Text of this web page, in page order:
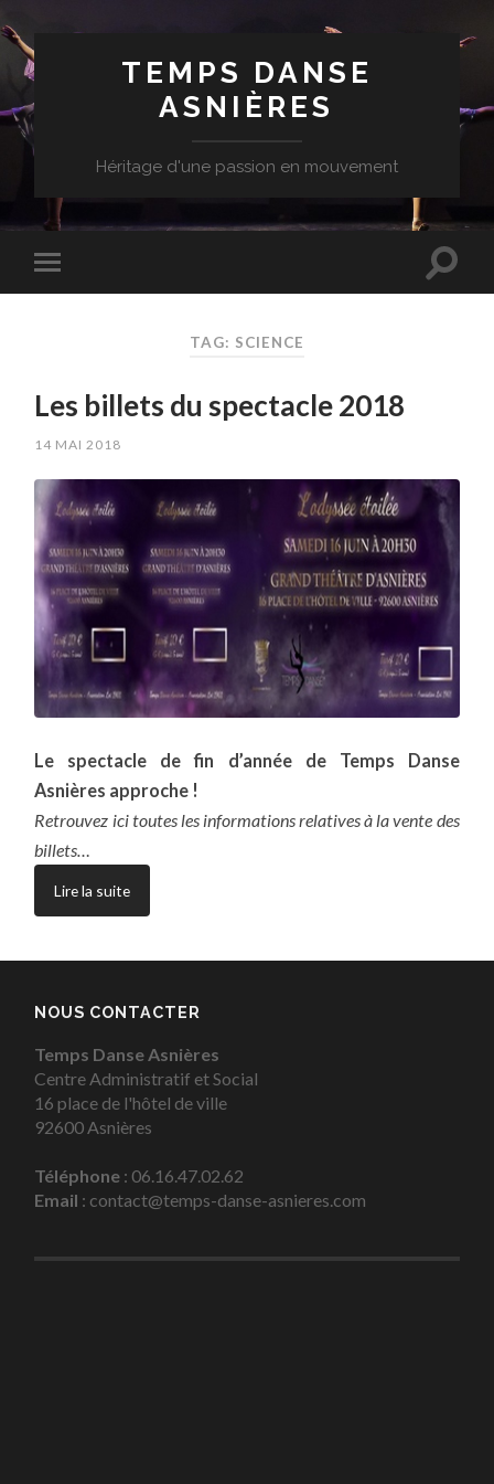
TEMPS DANSE
ASNIÈRES
Héritage d'une passion en mouvement
TAG: SCIENCE
Les billets du spectacle 2018
14 MAI 2018
Le spectacle de fin d’année de Temps Danse
Asnières approche !
Retrouvez ici toutes les informations relatives à la vente des
billets…
Lire la suite
NOUS CONTACTER
Temps Danse Asnières
Centre Administratif et Social
16 place de l'hôtel de ville
92600 Asnières
Téléphone : 06.16.47.02.62
Email : contact@temps-danse-asnieres.com